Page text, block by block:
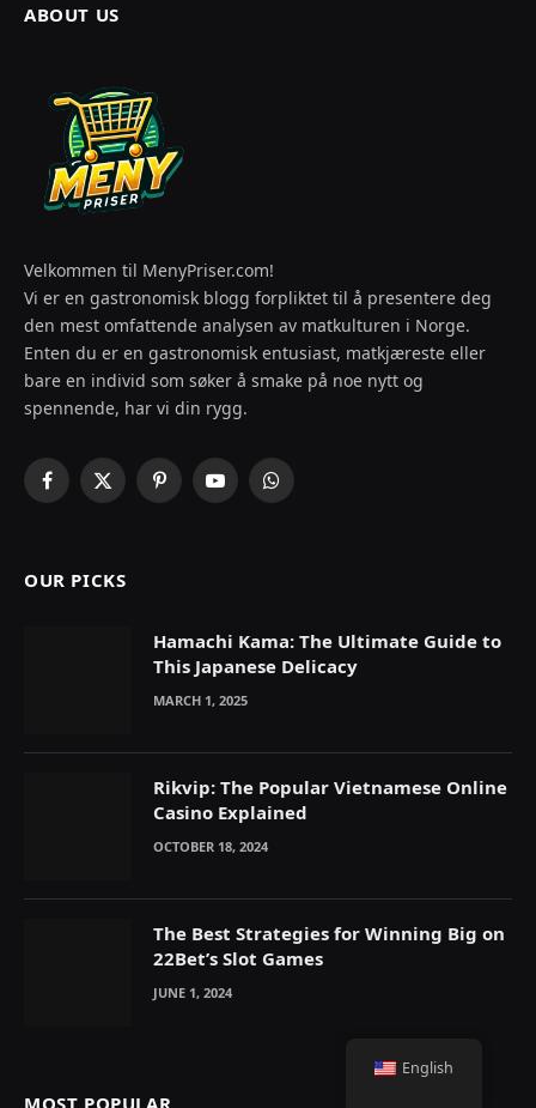
ABOUT US
Velkommen til MenyPriser.com!
Vi er en gastronomisk blogg forpliktet til å presentere deg
den mest omfattende analysen av matkulturen i Norge.
Enten du er en gastronomisk entusiast, matkjæreste eller
bare en individ som søker å smake på noe nytt og
spennende, har vi din rygg.
Facebook
X
PinterestYouTubeWhatsApp
OUR PICKS
Hamachi Kama: The Ultimate Guide to
This Japanese Delicacy
MARCH 1, 2025
Rikvip: The Popular Vietnamese Online
Casino Explained
OCTOBER 18, 2024
The Best Strategies for Winning Big on
22Bet’s Slot Games
JUNE 1, 2024
MOST POPULAR
English